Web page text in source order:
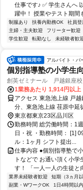
仕事です♪ ✅ 学生さんへ
躍中！ 授業やテスト期間
制服あり 扶養内勤務OK 社員登
主婦・主夫歓迎
フリーター歓迎
学生歓迎
転勤なし 未経験者歓
アルバイト・パ
個別指導塾の小学生
創英ゼミナール 戸越銀座校
1業務あたり 1,914円以上
アクセス 東急池上線 戸
分、東急池上線 荏原中延
東京都東京23区品川区
勤務時間 総労働時間：1
日・祝 ・勤務時間： [1]
ル：1ヶ月 シフト提出...
仕事内容 ●個別指導塾で
トなどで お通い頂く小
す！ 「一人一人の生徒と
業界未経験者歓迎 短期（3ヵ月以
副業・WワークOK
1日4時間以